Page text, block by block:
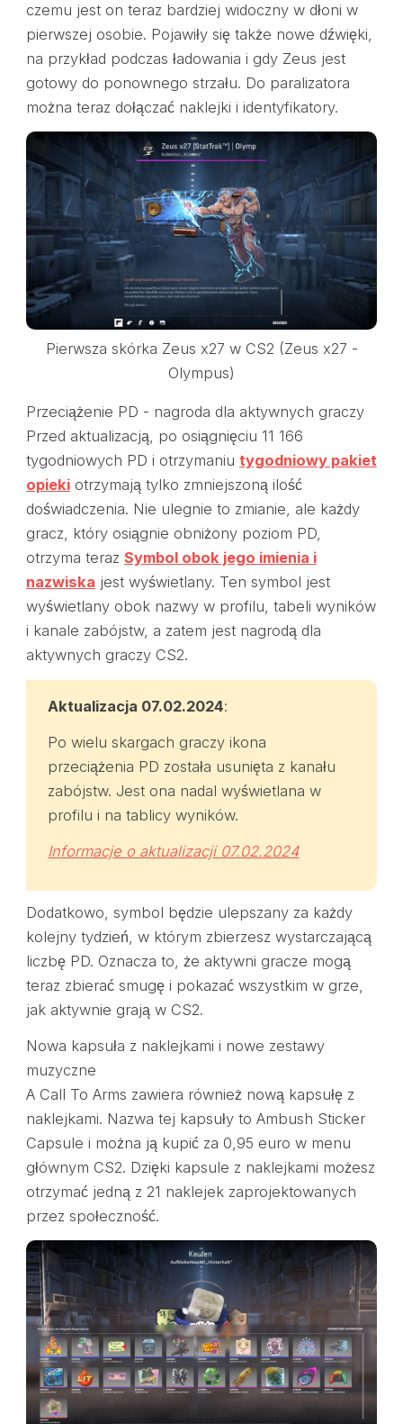
czemu jest on teraz bardziej widoczny w dłoni w
pierwszej osobie. Pojawiły się także nowe dźwięki,
na przykład podczas ładowania i gdy Zeus jest
gotowy do ponownego strzału. Do paralizatora
można teraz dołączać naklejki i identyfikatory.
Pierwsza skórka Zeus x27 w CS2 (Zeus x27 -
Olympus)
Przeciążenie PD - nagroda dla aktywnych graczy
Przed aktualizacją, po osiągnięciu 11 166
tygodniowych PD i otrzymaniu tygodniowy pakiet
opiekiotrzymają tylko zmniejszoną ilość
doświadczenia. Nie ulegnie to zmianie, ale każdy
gracz, który osiągnie obniżony poziom PD,
otrzyma teraz Symbol obok jego imienia i
nazwiska jest wyświetlany. Ten symbol jest
wyświetlany obok nazwy w profilu, tabeli wyników
i kanale zabójstw, a zatem jest nagrodą dla
aktywnych graczy CS2.
Aktualizacja 07.02.2024:
Po wielu skargach graczy ikona
przeciążenia PD została usunięta z kanału
zabójstw. Jest ona nadal wyświetlana w
profilu i na tablicy wyników.
Informacje o aktualizacji 07.02.2024
Dodatkowo, symbol będzie ulepszany za każdy
kolejny tydzień, w którym zbierzesz wystarczającą
liczbę PD. Oznacza to, że aktywni gracze mogą
teraz zbierać smugę i pokazać wszystkim w grze,
jak aktywnie grają w CS2.
Nowa kapsuła z naklejkami i nowe zestawy
muzyczne
A Call To Arms zawiera również nową kapsułę z
naklejkami. Nazwa tej kapsuły to Ambush Sticker
Capsule i można ją kupić za 0,95 euro w menu
głównym CS2. Dzięki kapsule z naklejkami możesz
otrzymać jedną z 21 naklejek zaprojektowanych
przez społeczność.